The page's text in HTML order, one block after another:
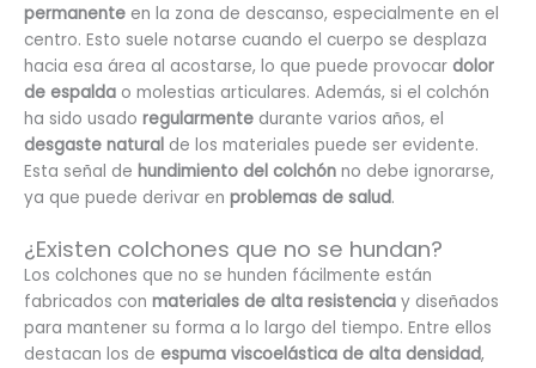
permanente en la zona de descanso, especialmente en el
centro. Esto suele notarse cuando el cuerpo se desplaza
hacia esa área al acostarse, lo que puede provocar dolor
de espalda o molestias articulares. Además, si el colchón
ha sido usado regularmente durante varios años, el
desgaste natural de los materiales puede ser evidente.
Esta señal de hundimiento del colchón no debe ignorarse,
ya que puede derivar en problemas de salud.
¿Existen colchones que no se hundan?
Los colchones que no se hunden fácilmente están
fabricados con materiales de alta resistencia y diseñados
para mantener su forma a lo largo del tiempo. Entre ellos
destacan los de espuma viscoelástica de alta densidad,